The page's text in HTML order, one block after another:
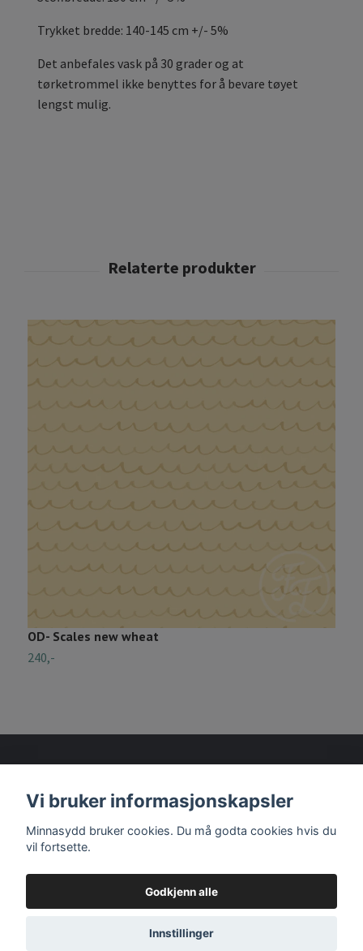
Trykket bredde: 140-145 cm +/- 5%
Det anbefales vask på 30 grader og at
tørketrommel ikke benyttes for å bevare tøyet
lengst mulig.
OD- Scales new wheat
240,-
© 2026 Minnasydd
Vi bruker informasjonskapsler
Minnasydd bruker cookies. Du må godta cookies hvis du
vil fortsette.
Godkjenn alle
Innstillinger